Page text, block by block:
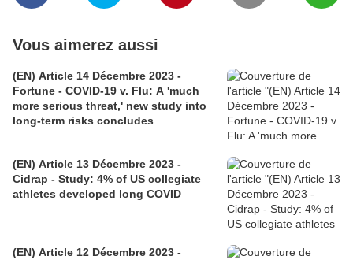
Vous aimerez aussi
(EN) Article 14 Décembre 2023 -
Fortune - COVID-19 v. Flu: A 'much
more serious threat,' new study into
long-term risks concludes
(EN) Article 13 Décembre 2023 -
Cidrap - Study: 4% of US collegiate
athletes developed long COVID
(EN) Article 12 Décembre 2023 -